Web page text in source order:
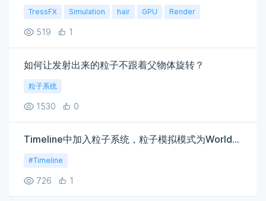
TressFX Simulation hair GPU Render
519 1
如何让发射出来的粒子不跟着父物体旋转？
粒子系统
1530 0
Timeline中加入粒子系统，粒子模拟模式为World时不生效
#Timeline
726 1